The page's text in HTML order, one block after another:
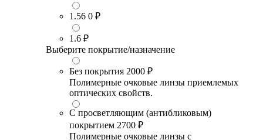
1.56 0 ₽
1.6 ₽
Выберите покрытие/назначение
Без покрытия 2000 ₽
Полимерные очковые линзы приемлемых
оптических свойств.
С просветляющим (антибликовым)
покрытием 2700 ₽
Полимерные очковые линзы с